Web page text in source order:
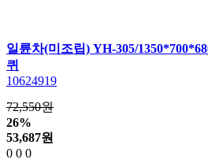
일륜차(미조립) YH-305/
퀴
10624919
72,550원
26%
53,687원
0 0 0